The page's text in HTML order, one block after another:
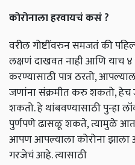
कोरोनाला हरवायचं कसं ?
वरील गोष्टींवरुन समजतं की
लक्षणं दाखवत नाही आणि याच ४
करण्यासाठी पात्र ठरतो,
जणांना संक्रमीत करु शकतो, हेच
शकतो. हे थांबवण्यासाठी पुन्हा
पुर्णपणे ढासळू शकते, त्यामुळे
आपण आपल्याला कोरोना
गरजेचं आहे. त्यासाठी